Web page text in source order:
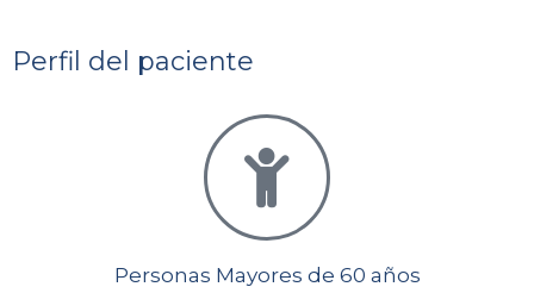
Perfil del paciente
Personas Mayores de 60 años